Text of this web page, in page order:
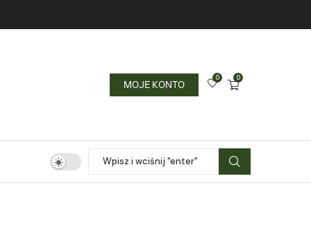
MOJE KONTO
0 0